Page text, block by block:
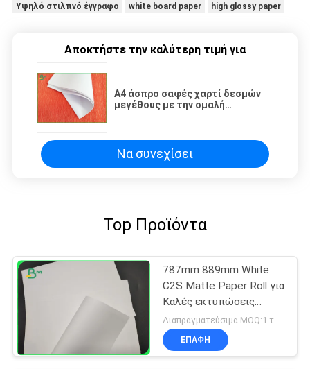
Υψηλό στιλπνό έγγραφο white board paper high glossy paper
Αποκτήστε την καλύτερη τιμή για
A4 άσπρο σαφές χαρτί δεσμών
μεγέθους με την ομαλή
Να συνεχίσει
Top Προϊόντα
787mm 889mm White
C2S Matte Paper Roll για
Καλές εκτυπώσεις
έργου τέχνης
Διαπραγματεύσιμα MOQ:1 τόνος για κοινό μέγεθος & 10 τόνους για το ειδικό μέγεθος
ΕΠΑΦΉ